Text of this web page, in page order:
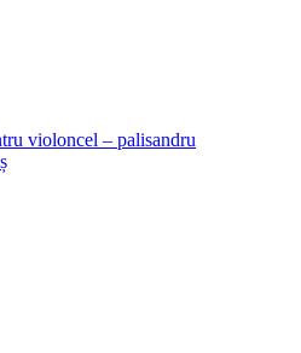
violoncel – palisandru